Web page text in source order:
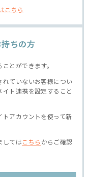
こちら
ちの方
とができます。
ていないお客様につい
ト連携を設定すること
アカウントを使って新
してはこちら からご確認